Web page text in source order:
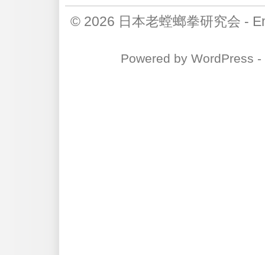
© 2026 日本老螳螂拳研究会 -
Powered by WordPress -